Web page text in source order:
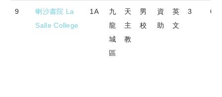
9
喇沙書院 La
Salle College
1A
九
龍
城
區
天
主
教
男
校
資
助
英
文
3